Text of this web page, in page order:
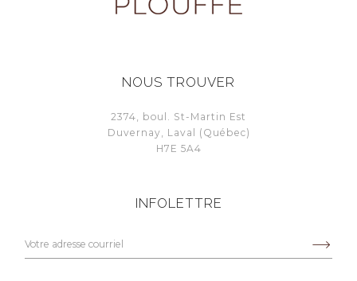
NOUS TROUVER
2374, boul. St-Martin Est
Duvernay, Laval (Québec)
H7E 5A4
INFOLETTRE